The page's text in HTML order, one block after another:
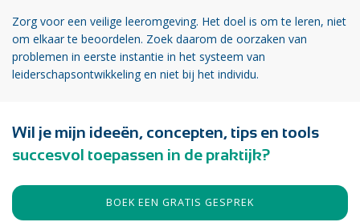
Zorg voor een veilige leeromgeving. Het doel is om te leren, niet
om elkaar te beoordelen. Zoek daarom de oorzaken van
problemen in eerste instantie in het systeem van
leiderschapsontwikkeling en niet bij het individu.
Wil je mijn ideeën, concepten, tips en tools
succesvol toepassen in de praktijk?
BOEK EEN GRATIS GESPREK